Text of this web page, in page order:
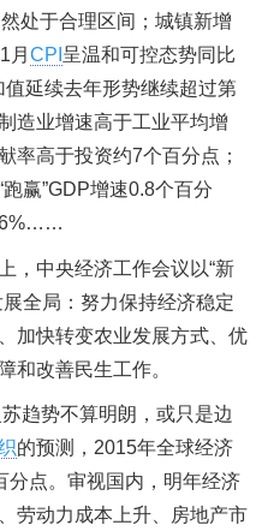
处于合理区间；城镇新增
月 CPI 呈温和可控态势同比
值延续去年形势继续超过第
造业增速高于工业平均增
率高于投资约7个百分点；
赢”GDP增速0.8个百分
，中央经济工作会议以“新
全局：努力保持经济稳定
加快转变农业发展方式、优
和改善民生工作。
趋势不算明朗，或只是边
的预测，2015年全球经济
分点。审视国内，明年经济
劳动力成本上升、房地产市